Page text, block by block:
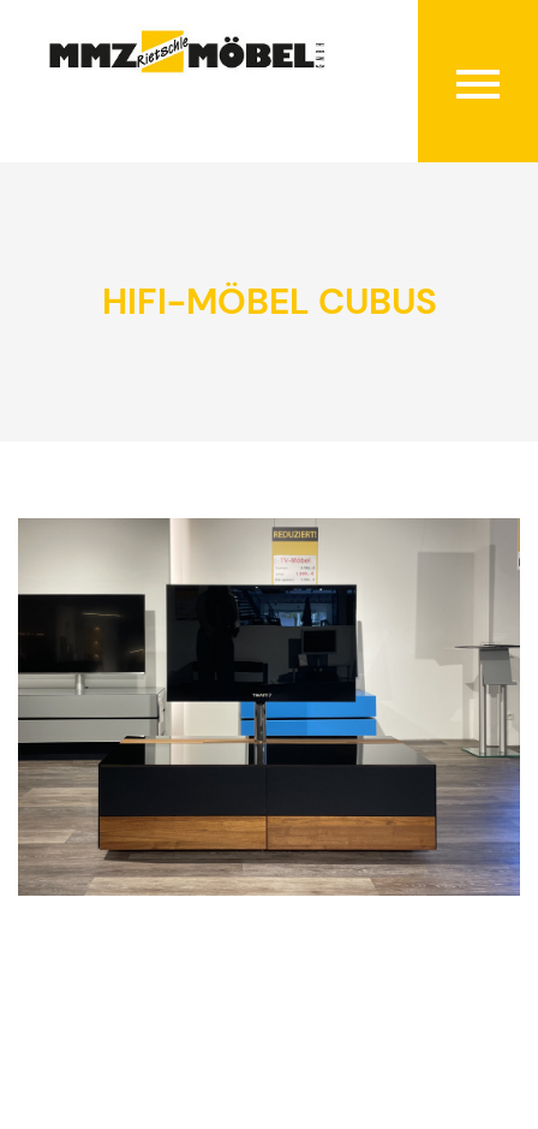
HIFI-MÖBEL CUBUS